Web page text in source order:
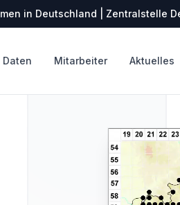
in Deutschland | Zentralstelle
Daten Mitarbeiter Aktuelles